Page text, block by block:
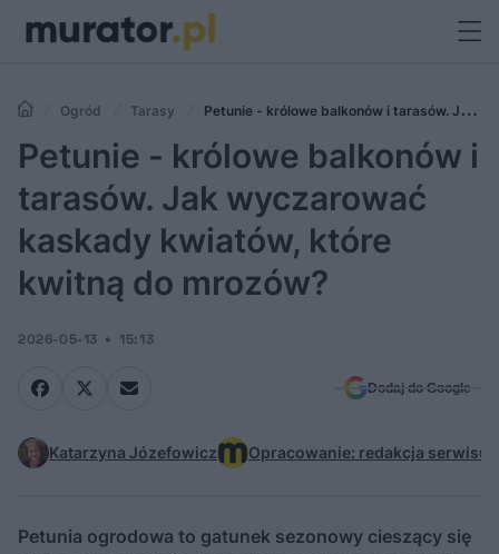
Ogród Tarasy
Petunie - królowe balkonów i tarasów. Jak
wyczarować kaskady kwiatów, które kwitną do mrozów?
Petunie - królowe balkonów i
tarasów. Jak wyczarować
kaskady kwiatów, które
kwitną do mrozów?
2026-05-13 15:13
Dodaj do Google
Katarzyna Józefowicz Opracowanie: redakcja serwisu
Petunia ogrodowa to gatunek sezonowy cieszący się